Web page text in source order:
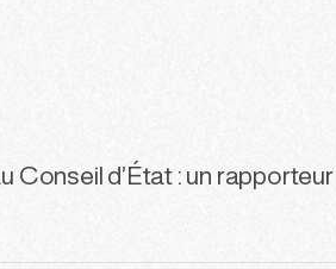
Conseil d’État : un